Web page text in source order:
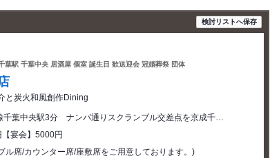
検討リストへ保存
葉駅 千葉中央 居酒屋 個室 誕生日 歓送迎会 冠婚葬祭 団体
と炭火和風創作Dining
千葉中央駅3分 ナンパ通りスクランブル交差点を京成千…
【宴会】5000円
ル席/カウンター席/座敷席をご用意しております。)